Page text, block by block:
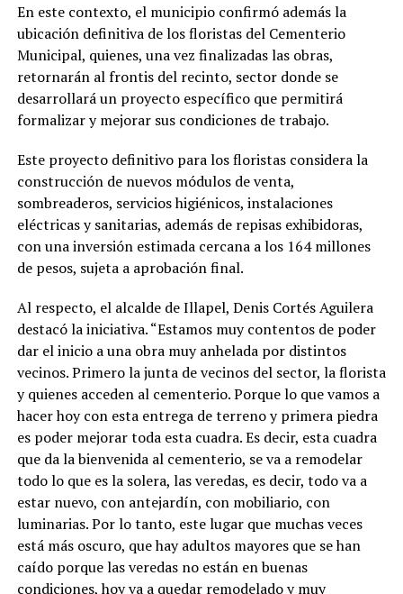
En este contexto, el municipio confirmó además la
ubicación definitiva de los floristas del Cementerio
Municipal, quienes, una vez finalizadas las obras,
retornarán al frontis del recinto, sector donde se
desarrollará un proyecto específico que permitirá
formalizar y mejorar sus condiciones de trabajo.
Este proyecto definitivo para los floristas considera la
construcción de nuevos módulos de venta,
sombreaderos, servicios higiénicos, instalaciones
eléctricas y sanitarias, además de repisas exhibidoras,
con una inversión estimada cercana a los 164 millones
de pesos, sujeta a aprobación final.
Al respecto, el alcalde de Illapel, Denis Cortés Aguilera
destacó la iniciativa. “Estamos muy contentos de poder
dar el inicio a una obra muy anhelada por distintos
vecinos. Primero la junta de vecinos del sector, la florista
y quienes acceden al cementerio. Porque lo que vamos a
hacer hoy con esta entrega de terreno y primera piedra
es poder mejorar toda esta cuadra. Es decir, esta cuadra
que da la bienvenida al cementerio, se va a remodelar
todo lo que es la solera, las veredas, es decir, todo va a
estar nuevo, con antejardín, con mobiliario, con
luminarias. Por lo tanto, este lugar que muchas veces
está más oscuro, que hay adultos mayores que se han
caído porque las veredas no están en buenas
condiciones, hoy va a quedar remodelado y muy